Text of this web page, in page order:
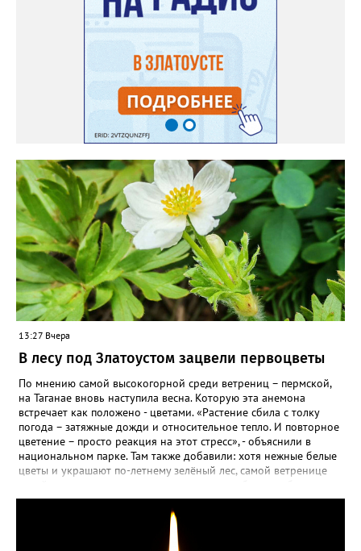
самосевом в ней отлично прорастают. Если иногда срезать
сухие цветы и стряхивать семена вокруг куртины, лаванда
весной прорастет сама. Ещё один секрет – этот символ
Прованса не любит «вкусную» почву. Добавляйте в посадочную
яму гравий и песок – требуется хороший дренаж. В первый год
Екатерина рекомендует цветы убирать, чтобы силы куста
пошли на наращивание корневой системы. А со второго года
пусть лаванда цветёт во всю силу! Фото: Екатерина Бойко,
специально для «Златоуст.инфо». Обсуждение новости здесь
ВКОНТАКТЕ https://vk.com/newszlatoust74
13:27 Вчера
В лесу под Златоустом зацвели первоцветы
По мнению самой высокогорной среди ветрениц – пермской,
на Таганае вновь наступила весна. Которую эта анемона
встречает как положено - цветами. «Растение сбила с толку
погода – затяжные дожди и относительное тепло. И повторное
цветение – просто реакция на этот стресс», - объяснили в
национальном парке. Там также добавили: хотя нежные белые
цветы и украшают по-летнему зелёный лес, самой ветренице
силы перед долгой зимовкой.